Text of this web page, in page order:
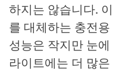
하지는 않습니다.
를 대체하는 충전
성능은 작지만 눈
라이트에는 더 많